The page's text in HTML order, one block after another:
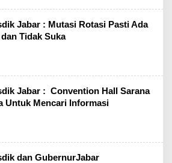
Jabar : Mutasi Rotasi Pasti Ada
Tidak Suka
Jabar : Convention Hall Sarana
Untuk Mencari Informasi
dan GubernurJabar